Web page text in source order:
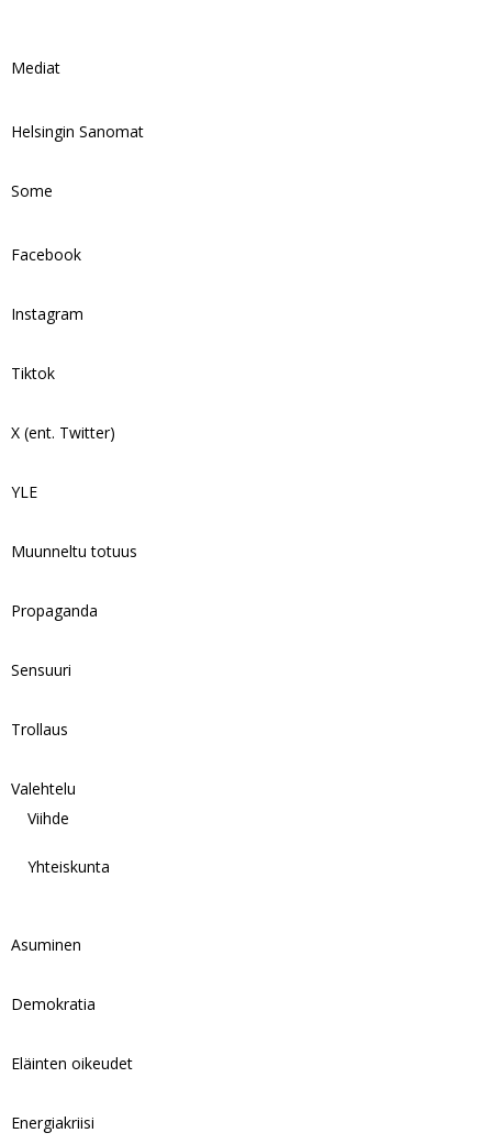
Mediat
Helsingin Sanomat
Some
Facebook
Instagram
Tiktok
X (ent. Twitter)
YLE
Muunneltu totuus
Propaganda
Sensuuri
Trollaus
Valehtelu
Viihde
Yhteiskunta
Asuminen
Demokratia
Eläinten oikeudet
Energiakriisi